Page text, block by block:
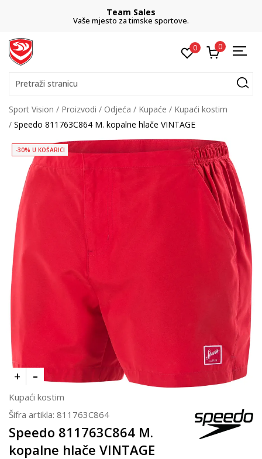
Team Sales
Vaše mjesto za timske sportove.
0 0
Pretraži stranicu
Sport Vision Proizvodi Odjeća Kupaće
Kupaći kostim
Speedo 811763C864 M. kopalne hlače VINTAGE
-30% U KOŠARICI
Kupaći kostim
Šifra artikla: 811763C864
Speedo 811763C864 M.
kopalne hlače VINTAGE